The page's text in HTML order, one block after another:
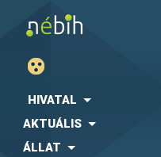
HIVATAL
AKTUÁLIS
ÁLLAT